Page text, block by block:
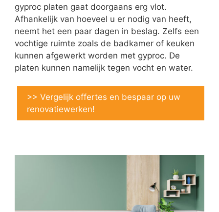
gyproc platen gaat doorgaans erg vlot.
Afhankelijk van hoeveel u er nodig van heeft,
neemt het een paar dagen in beslag. Zelfs een
vochtige ruimte zoals de badkamer of keuken
kunnen afgewerkt worden met gyproc. De
platen kunnen namelijk tegen vocht en water.
>> Vergelijk offertes en bespaar op uw
renovatiewerken!